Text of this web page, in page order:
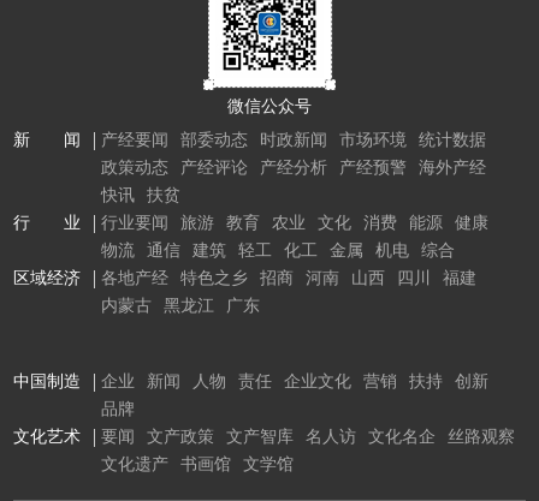
微信公众号
新 闻
产经要闻 部委动态 时政新闻 市场环境
统计数据
政策动态
产经评论 产经分析 产经预警
海外产经
快讯
扶贫
行 业
行业要闻 旅游 教育 农业 文化 消费 能源
健康
物流
通信 建筑 轻工 化工 金属 机电
综合
区域经济
各地产经 特色之乡 招商 河南 山西 四川
福建
内蒙古
黑龙江 广东
中国制造 企业 新闻 人物 责任 企业文化 营销 扶持
创新
品牌
文化艺术
要闻 文产政策 文产智库 名人访 文化名企
丝路观察
文化遗产
书画馆 文学馆